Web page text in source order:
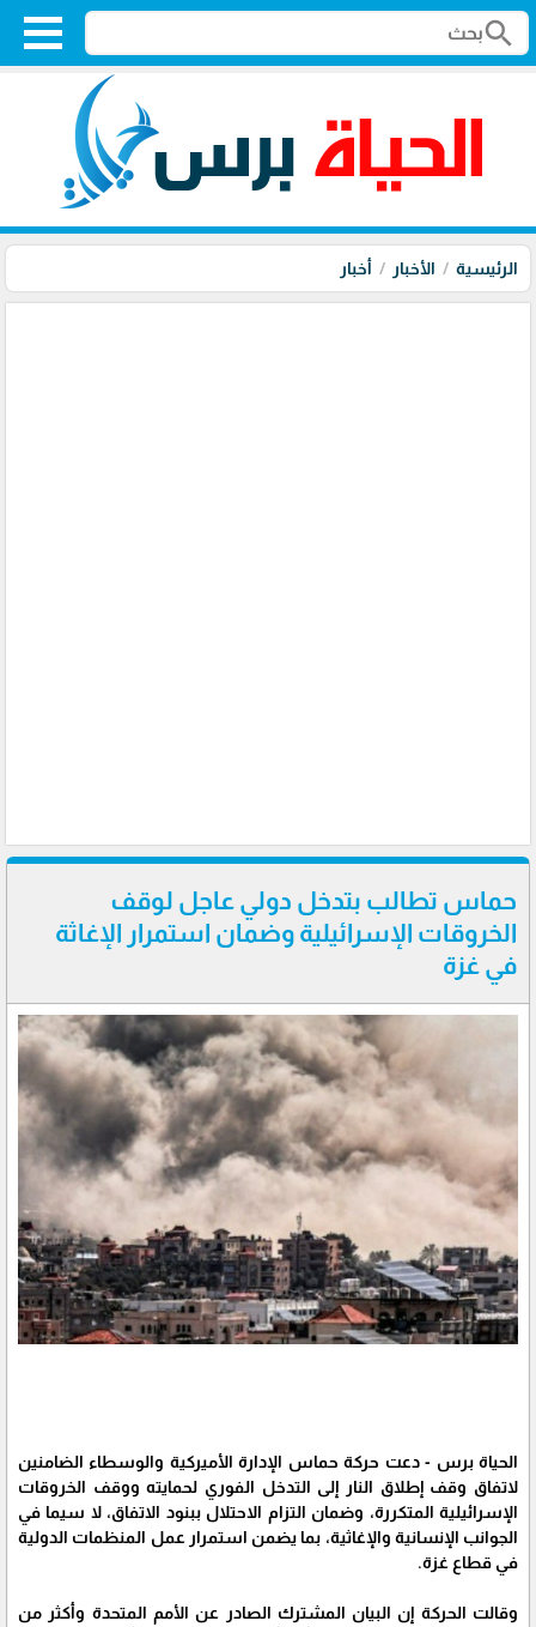
search
الرئيسية الأخبار أخبار
حماس تطالب بتدخل دولي عاجل لوقف
الخروقات الإسرائيلية وضمان استمرار الإغاثة
في غزة
الحياة برس - دعت حركة حماس الإدارة الأميركية والوسطاء الضامنين
لاتفاق وقف إطلاق النار إلى التدخل الفوري لحمايته ووقف الخروقات
الإسرائيلية المتكررة، وضمان التزام الاحتلال ببنود الاتفاق، لا سيما في
الجوانب الإنسانية والإغاثية، بما يضمن استمرار عمل المنظمات الدولية
في قطاع غزة.
وقالت الحركة إن البيان المشترك الصادر عن الأمم المتحدة وأكثر من